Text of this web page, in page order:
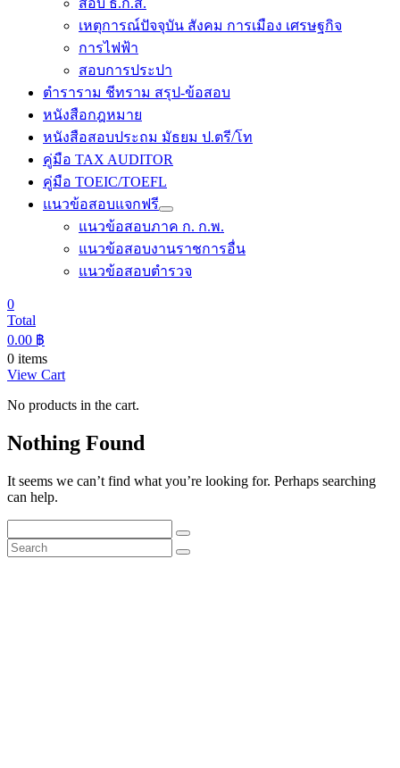
สอบ ธ.ก.ส.
เหตุการณ์ปัจจุบัน สังคม การเมือง เศรษฐกิจ
การไฟฟ้า
สอบการประปา
ตำราราม ชีทราม สรุป-ข้อสอบ
หนังสือกฎหมาย
หนังสือสอบประถม มัธยม ป.ตรี/โท
คู่มือ TAX AUDITOR
คู่มือ TOEIC/TOEFL
แนวข้อสอบแจกฟรี
แนวข้อสอบภาค ก. ก.พ.
แนวข้อสอบงานราชการอื่น
แนวข้อสอบตำรวจ
0
Total
0.00 ฿
0 items
View Cart
No products in the cart.
Nothing Found
It seems we can’t find what you’re looking for. Perhaps searching
can help.
for:
Search